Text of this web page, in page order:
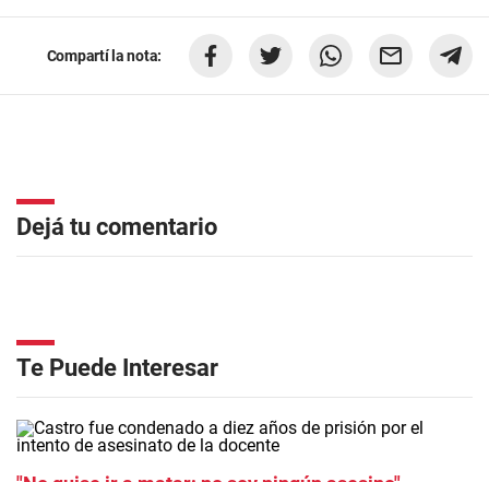
Compartí la nota:
Dejá tu comentario
Te Puede Interesar